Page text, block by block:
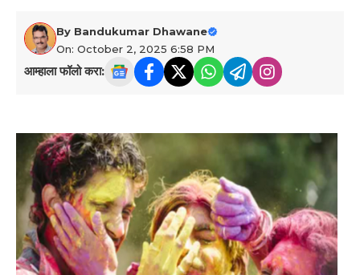
By Bandukumar Dhawane
On: October 2, 2025 6:58 PM
आम्हाला फॉलो करा: